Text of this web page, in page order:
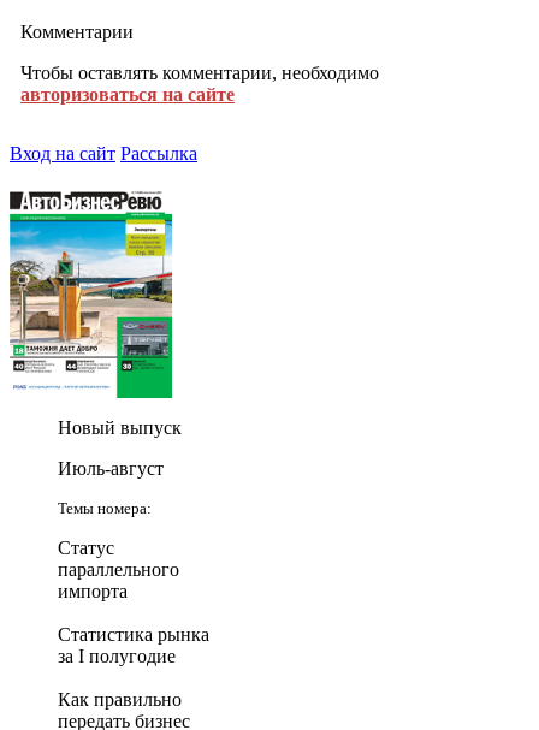
Комментарии
Чтобы оставлять комментарии, необходимо
авторизоваться на сайте
Вход на сайт Рассылка
Новый выпуск
Июль-август
Темы номера:
Статус
параллельного
импорта
Статистика рынка
за I полугодие
Как правильно
передать бизнес